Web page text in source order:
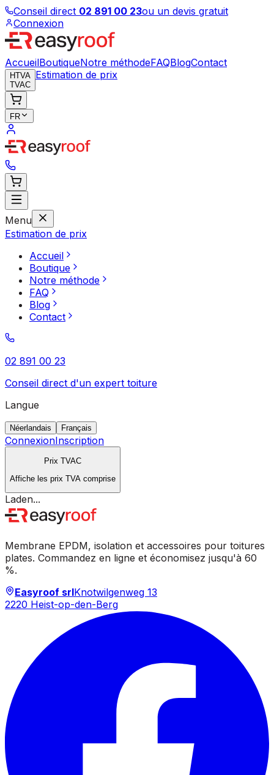
Conseil direct 02 891 00 23ou un devis gratuit
Connexion
AccueilBoutiqueNotre méthodeFAQBlogContact
HTVA
TVAC
Estimation de prix
FR
Menu
Estimation de prix
Accueil
Boutique
Notre méthode
FAQ
Blog
Contact
02 891 00 23
Conseil direct d'un expert toiture
Langue
Néerlandais Français
ConnexionInscription
Prix TVAC
Affiche les prix TVA comprise
Laden...
Membrane EPDM, isolation et accessoires pour toitures
plates. Commandez en ligne et économisez jusqu'à 60
%.
Easyroof srlKnotwilgenweg 13
2220 Heist-op-den-Berg